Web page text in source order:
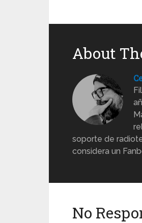
About
soporte de
considera un
No